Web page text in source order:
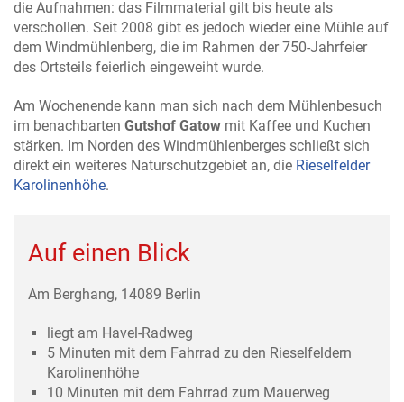
die Aufnahmen: das Filmmaterial gilt bis heute als
verschollen. Seit 2008 gibt es jedoch wieder eine Mühle auf
dem Windmühlenberg, die im Rahmen der 750-Jahrfeier
des Ortsteils feierlich eingeweiht wurde.
Am Wochenende kann man sich nach dem Mühlenbesuch
im benachbarten Gutshof Gatow mit Kaffee und Kuchen
stärken. Im Norden des Windmühlenberges schließt sich
direkt ein weiteres Naturschutzgebiet an, die Rieselfelder
Karolinenhöhe.
Auf einen Blick
Am Berghang, 14089 Berlin
liegt am Havel-Radweg
5 Minuten mit dem Fahrrad zu den Rieselfeldern
Karolinenhöhe
10 Minuten mit dem Fahrrad zum Mauerweg